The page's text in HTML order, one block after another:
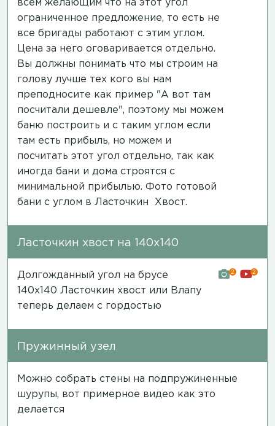
всем желающим что на этот угол
ограниченное предложение, то есть не
все бригады работают с этим углом.
Цена за него оговаривается отдельно.
Вы должны понимать что мы строим на
голову лучше тех кого вы нам
преподносите как пример "А вот там
посчитали дешевле", поэтому мы можем
баню построить и с таким углом если
там есть прибыль, но можем и
посчитать этот угол отдельно, так как
иногда бани и дома строятся с
минимальной прибылью. Фото готовой
бани с углом в Ласточкин Хвост.
Ласточкин хвост на 140х140
Долгожданный угол на брусе
140х140 Ласточкин хвост или Влапу
теперь делаем с гордостью
2 2
Пружинный узел
Можно собрать стены на подпружиненные
шурупы, вот примерное видео как это
делается